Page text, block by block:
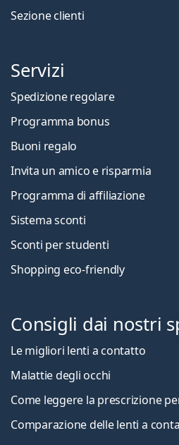
Sezione clienti
Servizi
Spedizione regolare
Programma bonus
Buoni regalo
Invita un amico e risparmia
Programma di affiliazione
Sistema sconti
Sconti per studenti
Shopping eco-friendly
Consigli dai nostri
Le migliori lenti a contatto
Malattie degli occhi
Come leggere la prescrizione
Comparazione delle lenti a